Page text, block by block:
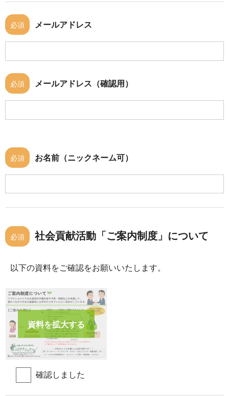
必須 メールアドレス
必須 メールアドレス（確認用）
必須 お名前（ニックネーム可）
必須 社会貢献活動「ご案内制度」について
以下の資料をご確認をお願いいたします。
資料を拡大する
確認しました